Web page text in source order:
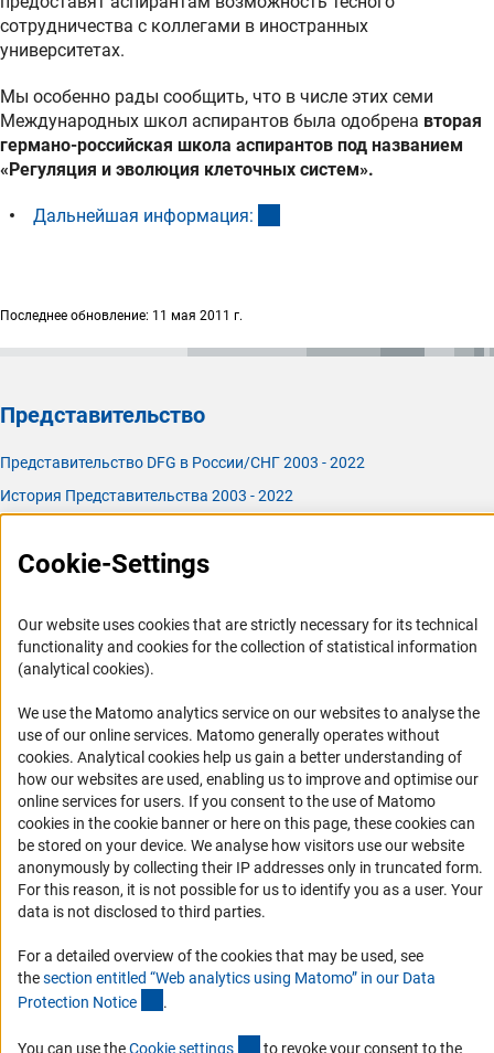
сотрудничества с коллегами в иностранных
университетах.
Мы особенно рады сообщить, что в числе этих семи
Международных школ аспирантов была одобрена вторая
германо-российская школа аспирантов под названием
«Регуляция и эволюция клеточных систем».
Дальнейшая информация:
Последнее обновление: 11 мая 2011 г.
Представительство
Представительство DFG в России/СНГ 2003 - 2022
История Представительства 2003 - 2022
История DFG
Финансирование
Совместные конкурсы с российскими партнёрскими
организациями
Партнёры DFG в России
Часто задаваемые вопросы (FAQ)
DFG Newsletter
Receive news from the DFG directly in your mailbox.
Subscribe
Cookie-Settings
Our website uses cookies that are strictly necessary for its technical
functionality and cookies for the collection of statistical information
(analytical cookies).
We use the Matomo analytics service on our websites to analyse the
use of our online services. Matomo generally operates without
cookies(Anc
. Analytical cookies help us gain a better understanding of
how our websites are used, enabling us to improve and optimise our
online services for users. If you consent to the use of Matomo
cookies in the cookie banner or here on this page, these cookies can
be stored on your device. We analyse how visitors use our website
anonymously by collecting their IP addresses only in truncated form.
For this reason, it is not possible for us to identify you as a user. Your
data is not disclosed to third parties.
For a detailed overview of the cookies that may be used, see
thesection entitled “Web analytics using Matomo” in our Data
Protection Notice .
You can use theCookie settings (externer Link)
to revoke your consent to the